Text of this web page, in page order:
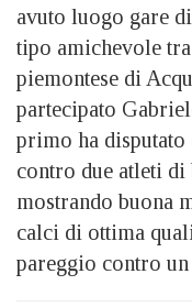
avuto luogo gare
tipo amichevole
piemontese di
partecipato
primo ha
contro due atleti di
mostrando buona
calci di ottima
pareggio contro